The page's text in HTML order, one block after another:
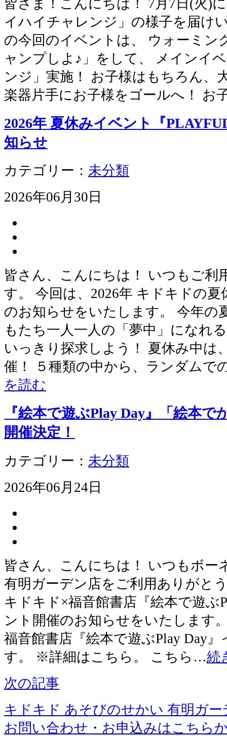
皆さま！こんにちは！ 7月7日(火)
イハイチャレンジ」の様子を届け
の今回のイベントは、 ウォーミン
ャンプしよ♪」をして、 メインイ
ンジ」実施！ お子様はもちろん、
楽器片手にお子様をゴールへ！ お
2026年 夏休みイベント『
知らせ
カテゴリー： 未分類
2026年06月30日
皆さん、こんにちは！ いつもご利
す。 今回は、2026年 キドキドの
のお知らせをいたします。 今年の
もたち一人一人の「夢中」になれ
いっきり探求しよう！ 夏休み中は
催！ ５種類の中から、ランダムで
を読む
『絵本で遊ぶPlay Day』「絵本
開催決定！
カテゴリー： 未分類
2026年06月24日
皆さん、こんにちは！ いつもボー
有明ガーデン店をご利用ありがと
キドキド×福音館書店『絵本で遊ぶ
ント開催のお知らせをいたします
福音館書店『絵本で遊ぶPlay Day
す。 ※詳細はこちら。 こちら…続
次の記事
キドキド あそびのせかい 有明ガー
お問い合わせ・お申込みはこちら